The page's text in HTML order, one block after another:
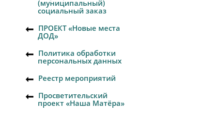
(муниципальный)
социальный заказ
ПРОЕКТ «Новые места
ДОД»
Политика обработки
персональных данных
Реестр мероприятий
Просветительский
проект «Наша Матёра»